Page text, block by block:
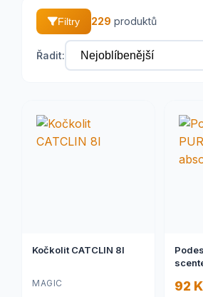
Filtry 229 produktů
Řadit:
Kočkolit CATCLIN 8l
MAGIC 92